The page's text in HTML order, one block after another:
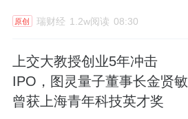
原创 瑞财经 1.2w阅读 08:30
上交大教授创业5年冲击
IPO，图灵量子董事长金贤敏
曾获上海青年科技英才奖